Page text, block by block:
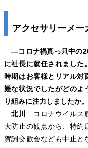
アクセサリーメー
―コロナ禍真っ只中の
に社長に就任されました
時期はお客様とリアル対
難な状況でしたがどのよ
り組みに注力しましたか。
北川
コロナウイルス
大防止の観点から、特約
賀詞交歓会なども中止と